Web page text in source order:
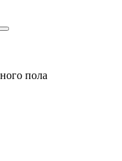
пола